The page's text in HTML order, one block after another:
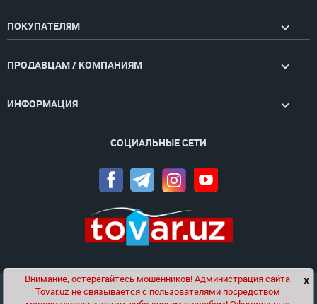
ПОКУПАТЕЛЯМ
ПРОДАВЦАМ / КОМПАНИЯМ
ИНФОРМАЦИЯ
СОЦИАЛЬНЫЕ СЕТИ
Проект компанииGolden Pages
Чат x
Внимание, остерегайтесь мошенников! Администрация сайта
Tovar.uz не связывается с пользователями посредством